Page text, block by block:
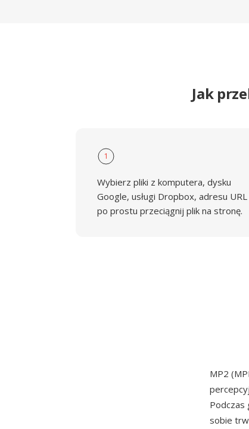
Jak
1
Wybierz pliki z komputera, dysku
Google, usługi Dropbox, adresu URL
po prostu przeciągnij plik na stronę.
MP2
Podczas
sobie